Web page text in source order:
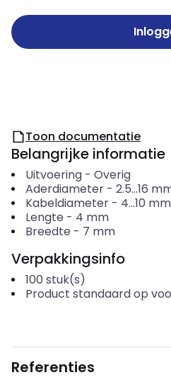
Toon documentatie
Belangrijke informatie
Uitvoering- Overig
Aderdiameter- 2.5...16
Kabeldiameter- 4...10 mm
Lengte - 4 mm
Breedte - 7 mm
Verpakkingsinfo
100 stuk(s)
Product standaard op
Referenties